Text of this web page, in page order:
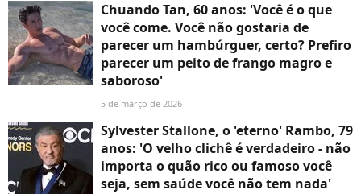
Chuando Tan, 60 anos: 'Você é o que
você come. Você não gostaria de
parecer um hambúrguer, certo? Prefiro
parecer um peito de frango magro e
saboroso'
5 de março de 2026
Sylvester Stallone, o 'eterno' Rambo, 79
anos: 'O velho clichê é verdadeiro - não
importa o quão rico ou famoso você
seja, sem saúde você não tem nada'